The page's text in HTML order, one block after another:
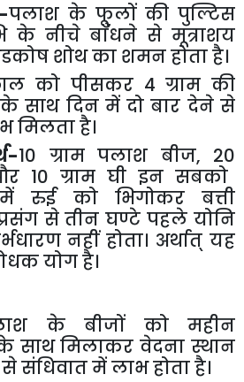
पलाश के फूलों की पुल्टिस
के नीचे बाँधने से मूत्राशय
शोथ का शमन होता है।
को पीसकर 4 ग्राम की
साथ दिन में दो बार देने से
मिलता है।
10 ग्राम पलाश बीज, 20
10 ग्राम घी इन सबको
रुई को भिगोकर बत्ती
से तीन घण्टे पहले योनि
नहीं होता। अर्थात् यह
योग है।
के बीजों को महीन
साथ मिलाकर वेदना स्थान
में लाभ होता है।